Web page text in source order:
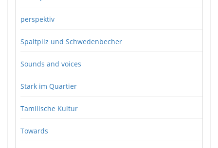
perspektiv
Spaltpilz und Schwedenbecher
Sounds and voices
Stark im Quartier
Tamilische Kultur
Towards